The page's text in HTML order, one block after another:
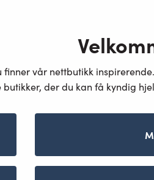
finner vår nettbutikk
butikker, der du kan få kyndig